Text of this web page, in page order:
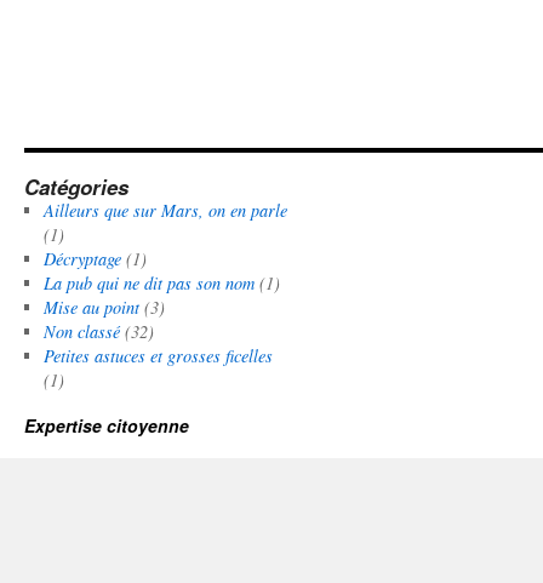
Catégories
Ailleurs que sur Mars, on en parle
(1)
Décryptage(1)
La pub qui ne dit pas son nom(1)
Mise au point(3)
Non classé(32)
Petites astuces et grosses ficelles
(1)
Expertise citoyenne